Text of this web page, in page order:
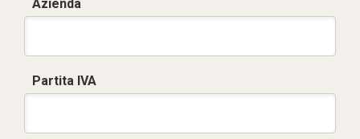
Azienda
Partita IVA